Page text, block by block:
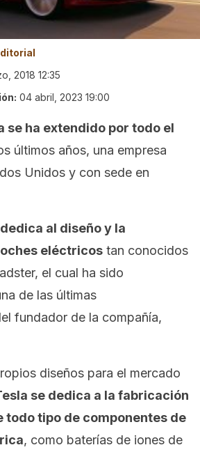
2018 12:35
04 abril, 2023 19:00
se ha extendido por todo el
últimos años, una empresa
Unidos y con sede en
al diseño y la
eléctricos tan conocidos
el cual ha sido
de las últimas
fundador de la compañía,
diseños para el mercado
se dedica a la fabricación
todo tipo de componentes de
, como baterías de iones de